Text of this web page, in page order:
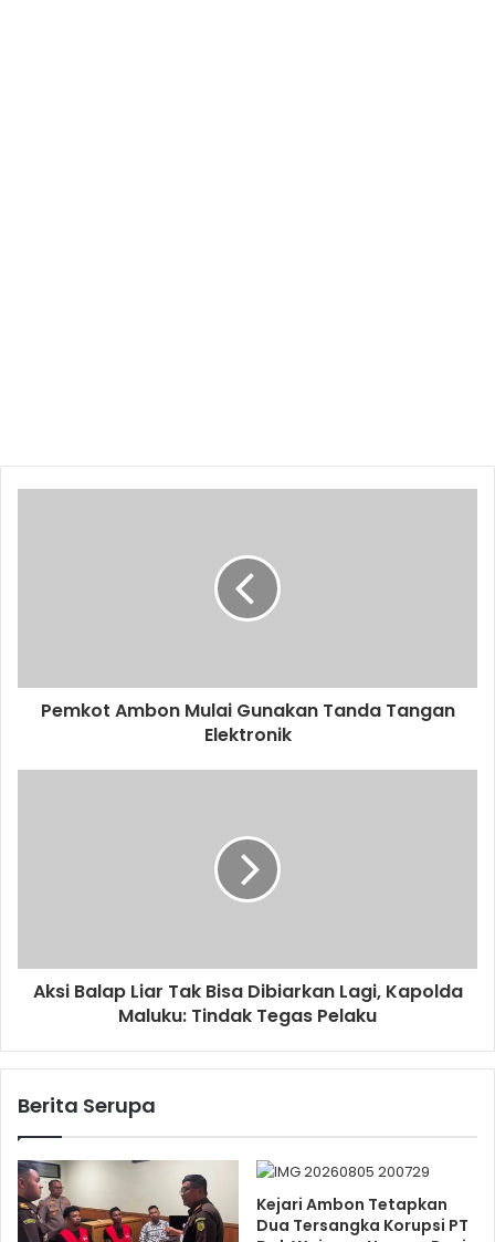
Pemkot Ambon Mulai Gunakan Tanda Tangan
Elektronik
Aksi Balap Liar Tak Bisa Dibiarkan Lagi, Kapolda
Maluku: Tindak Tegas Pelaku
Berita Serupa
Kejari Ambon Tetapkan
Dua Tersangka Korupsi PT